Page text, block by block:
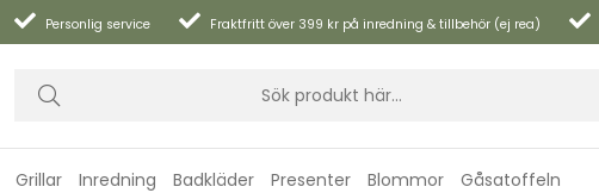
Personlig service Fraktfritt över 399 kr på inredning & tillbehör (ej rea)
Grillar Inredning Badkläder Presenter Blommor Gåsatoffeln